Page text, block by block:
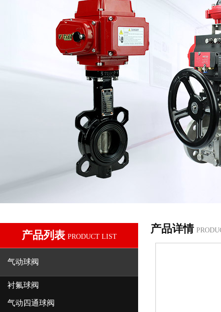
产品列表 PRODUCT LIST
气动球阀
衬氟球阀
气动四通球阀
产品详情